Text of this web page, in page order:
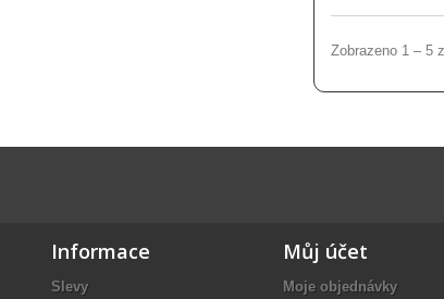
Zobrazeno 1 – 5
Informace
Slevy
Můj účet
Moje objednávky